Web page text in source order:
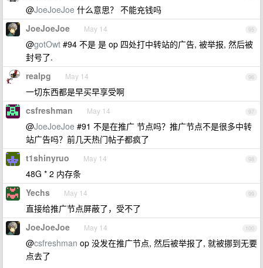
@JoeJoeJoe 什么意思？ 不能充钱吗
95
JoeJoeJoe May 14
@gotOwt #94 不是 是 op 四处打中转站的广告, 被举报, 然后被
封号了.
96
realpg May 14
一切东西都是早买早享受啊
97
csfreshman May 14
@JoeJoeJoe #91 不是在推广 节点吗？推广节点不是很多中转
站广告吗？前几天热门帖子都疯了
98
t1shinyruo May 14
48G * 2 内存条
99
Yechs May 14
直接给推广节点屏蔽了，受不了
100
JoeJoeJoe May 14
@csfreshman op 没发在推广节点, 然后被举报了, 就被挪到无要
点去了